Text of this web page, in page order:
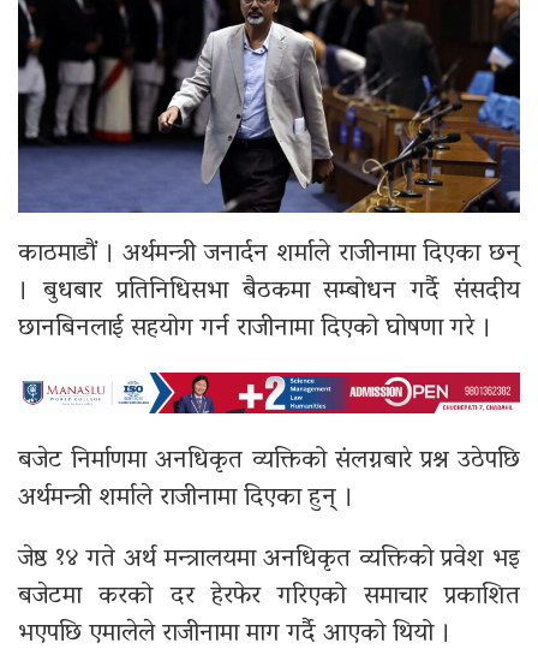
काठमाडौं । अर्थमन्त्री जनार्दन शर्माले राजीनामा दिएका छन्
। बुधबार प्रतिनिधिसभा बैठकमा सम्बोधन गर्दै संसदीय
छानबिनलाई सहयोग गर्न राजीनामा दिएको घोषणा गरे ।
बजेट निर्माणमा अनधिकृत व्यक्तिको संलग्नबारे प्रश्न उठेपछि
अर्थमन्त्री शर्माले राजीनामा दिएका हुन् ।
जेष्ठ १४ गते अर्थ मन्त्रालयमा अनधिकृत व्यक्तिको प्रवेश भइ
बजेटमा करको दर हेरफेर गरिएको समाचार प्रकाशित
भएपछि एमालेले राजीनामा माग गर्दै आएको थियो ।